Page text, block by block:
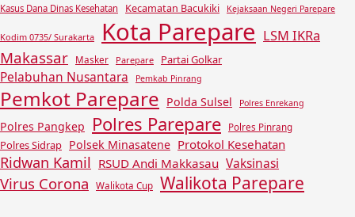
Kasus Dana Dinas Kesehatan
Kecamatan Bacukiki Kejaksaan Negeri Parepare
Kodim 0735/ Surakarta Kota Parepare LSM IKRa
Makassar Masker Parepare Partai Golkar
Pelabuhan Nusantara Pemkab Pinrang
Pemkot Parepare Polda Sulsel Polres Enrekang
Polres Pangkep Polres Parepare Polres Pinrang
Polres Sidrap Polsek Minasatene Protokol Kesehatan
Ridwan Kamil RSUD Andi Makkasau Vaksinasi
Virus Corona Walikota Cup Walikota Parepare